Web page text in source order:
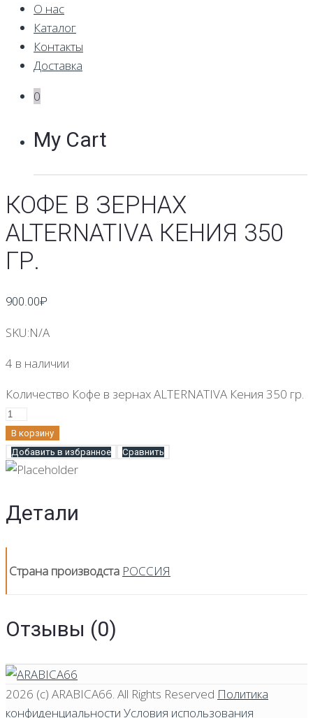
О нас
Каталог
Контакты
Доставка
0
My Cart
КОФЕ В ЗЕРНАХ
ALTERNATIVA КЕНИЯ 350
ГР.
900.00₽
SKU:N/A
4 в наличии
Количество Кофе в зернах ALTERNATIVA Кения 350 гр.
В корзину
Добавить в избранное
Сравнить
Детали
Страна производста РОССИЯ
Отзывы (0)
2026 (c) ARABICA66. All Rights Reserved Политика
конфиденциальности Условия использования